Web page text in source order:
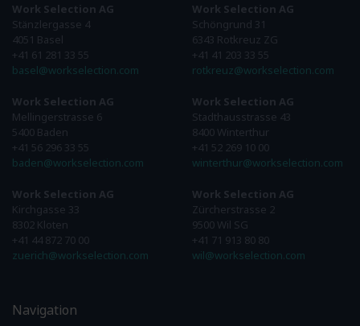
Work Selection AG
Stänzlergasse 4
4051 Basel
+41 61 281 33 55
basel@workselection.com
Work Selection AG
Mellingerstrasse 6
5400 Baden
+41 56 296 33 55
baden@workselection.com
Work Selection AG
Kirchgasse 33
8302 Kloten
+41 44 872 70 00
zuerich@workselection.com
Work Selection AG
Schöngrund 31
6343 Rotkreuz ZG
+41 41 203 33 55
rotkreuz@workselection.com
Work Selection AG
Stadthausstrasse 43
8400 Winterthur
+41 52 269 10 00
winterthur@workselection.com
Work Selection AG
Zürcherstrasse 2
9500 Wil SG
+41 71 913 80 80
wil@workselection.com
Navigation